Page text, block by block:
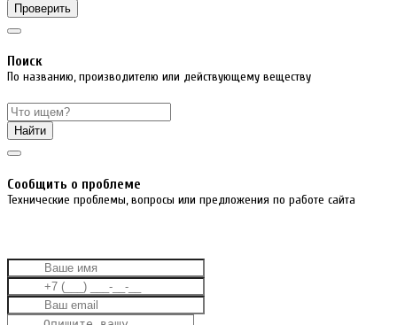
Проверить
Поиск
По названию, производителю или действующему веществу
Найти
Cообщить о проблеме
Технические проблемы, вопросы или предложения по работе сайта